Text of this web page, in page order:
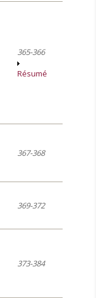
365-366
Résumé
367-368
369-372
373-384